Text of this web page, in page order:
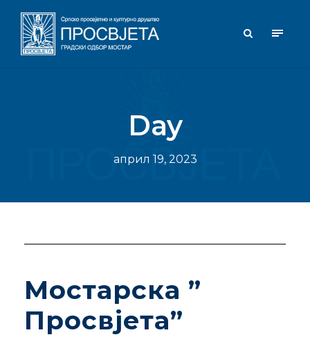
Day
април 19, 2023
Мостарска ”
Просвјета”